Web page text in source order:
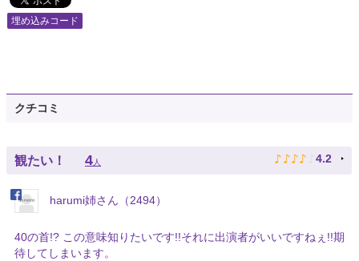
埋め込みコード
クチコミ
観たい！ 4人 ♪ ♪ ♪ ♪ ♪ 4.2
harumi姉さん（2494）
40の首!? この意味知りたいです!!それに出演者がいいですねぇ!!期
待してしまいます。